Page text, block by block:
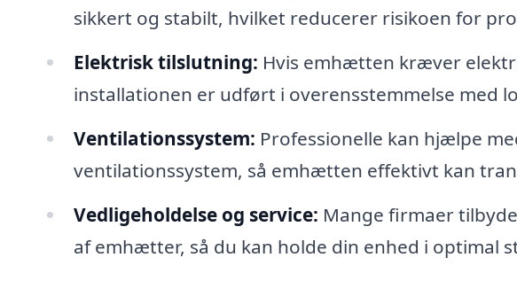
sikkert og stabilt, hvilket reducerer risikoen for
Elektrisk tilslutning: Hvis emhætten kræver
installationen er udført i overensstemmelse med
Ventilationssystem: Professionelle kan hjælpe
ventilationssystem, så emhætten effektivt kan
Vedligeholdelse og service: Mange firmaer
af emhætter, så du kan holde din enhed i optimal